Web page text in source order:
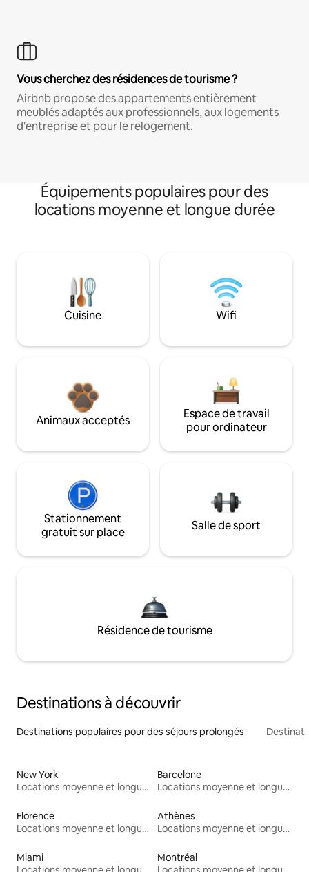
Vous cherchez des résidences de tourisme ?
Airbnb propose des appartements entièrement
meublés adaptés aux professionnels, aux logements
d'entreprise et pour le relogement.
Équipements populaires pour des
locations moyenne et longue durée
Cuisine Wifi
Animaux acceptés
Espace de travail
pour ordinateur
Stationnement
gratuit sur place
Salle de sport
Résidence de tourisme
Destinations à découvrir
Destinations populaires pour des séjours prolongés
New York
Locations moyenne et longue durée
Barcelone
Locations moyenne et longue durée
Florence
Locations moyenne et longue durée
Athènes
Locations moyenne et longue durée
Miami
Montréal